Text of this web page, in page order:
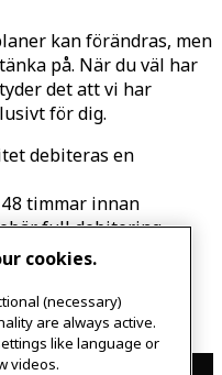
kan förändras, men
på. När du väl har
det att vi har
för dig.
debiteras en
timmar innan
full debitering.
aktivitet via mail på
eller telefon 0476
cookies.
(necessary)
are always active.
like language or
videos.